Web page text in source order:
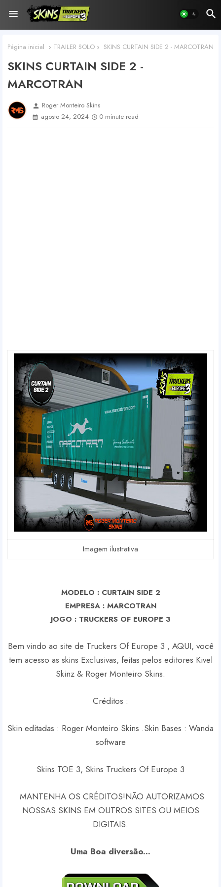
Página inicial TRAILER SOLO SKINS CURTAIN SIDE 2 - MARCOTRAN
SKINS CURTAIN SIDE 2 -
MARCOTRAN
person Roger Monteiro Skins
agosto 24, 2024
0 minute read
Imagem ilustrativa
MODELO : CURTAIN SIDE 2
EMPRESA : MARCOTRAN
JOGO : TRUCKERS OF EUROPE 3
Bem vindo ao site de Truckers Of Europe 3 , AQUI, você
tem acesso as skins Exclusivas, feitas pelos editores Kivel
Skinz & Roger Monteiro Skins.
Créditos :
Skin editadas : Roger Monteiro Skins .Skin Bases : Wanda
software
Skins TOE 3, Skins Truckers Of Europe 3
MANTENHA OS CRÉDITOS!NÃO AUTORIZAMOS
NOSSAS SKINS EM OUTROS SITES OU MEIOS
DIGITAIS.
Uma Boa diversão...